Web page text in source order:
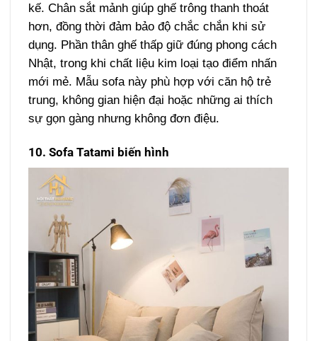
kế. Chân sắt mảnh giúp ghế trông thanh thoát
hơn, đồng thời đảm bảo độ chắc chắn khi sử
dụng. Phần thân ghế thấp giữ đúng phong cách
Nhật, trong khi chất liệu kim loại tạo điểm nhấn
mới mẻ. Mẫu sofa này phù hợp với căn hộ trẻ
trung, không gian hiện đại hoặc những ai thích
sự gọn gàng nhưng không đơn điệu.
10. Sofa Tatami biến hình